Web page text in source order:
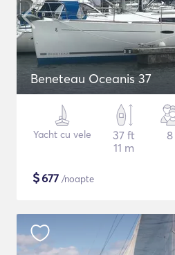
Beneteau Oceanis 37
Yacht cu vele
37 ft
11 m
8
$677 /noapte